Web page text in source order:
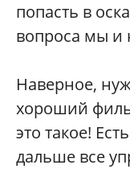
попасть в
вопроса мы и
Наверное,
хороший
это такое!
дальше все